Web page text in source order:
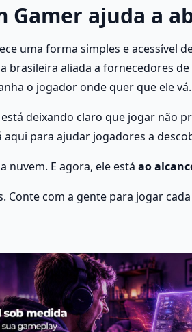
Gamer ajuda a
uma forma simples e acessível
brasileira aliada a fornecedores
o jogador onde quer que ele vá.
deixando claro que jogar não
aqui para ajudar jogadores a
nuvem. E agora, ele está ao
Conte com a gente para jogar